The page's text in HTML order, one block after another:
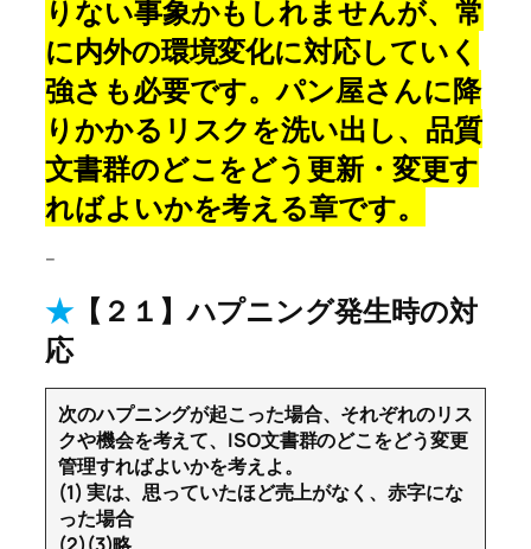
りない事象かもしれませんが、常
に内外の環境変化に対応していく
強さも必要です。パン屋さんに降
りかかるリスクを洗い出し、品質
文書群のどこをどう更新・変更す
ればよいかを考える章です。
–
★【２１】ハプニング発生時の対
応
次のハプニングが起こった場合、それぞれのリス
クや機会を考えて、ISO文書群のどこをどう変更
管理すればよいかを考えよ。
(1) 実は、思っていたほど売上がなく、赤字にな
った場合